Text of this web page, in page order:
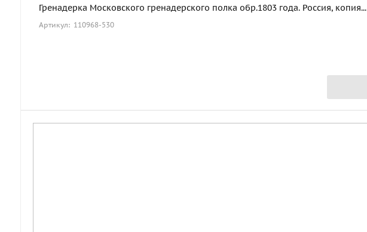
Гренадерка Московского гренадерского полка обр.1803 года. Россия, копия...
Артикул: 110968-530